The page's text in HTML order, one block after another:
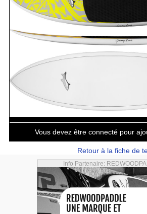
Vous devez être connecté pour
Retour à la fiche de
Info Partenaire: